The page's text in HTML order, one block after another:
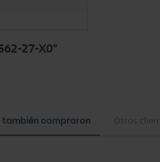
27-X0"
también compraron